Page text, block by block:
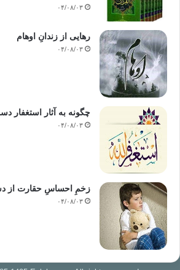
۰۴/۰۸/۰۳
رهایی از زندانِ اوهام
۰۴/۰۸/۰۳
چگونه به آثار استغفار
۰۴/۰۸/۰۳
زخمِ احساسِ حقارت از
۰۴/۰۸/۰۳